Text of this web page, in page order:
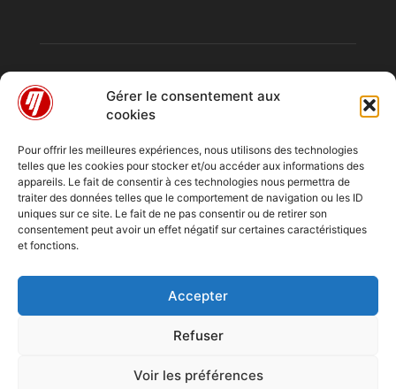
Gérer le consentement aux
cookies
Pour offrir les meilleures expériences, nous utilisons des technologies
telles que les cookies pour stocker et/ou accéder aux informations des
appareils. Le fait de consentir à ces technologies nous permettra de
traiter des données telles que le comportement de navigation ou les ID
uniques sur ce site. Le fait de ne pas consentir ou de retirer son
consentement peut avoir un effet négatif sur certaines caractéristiques
et fonctions.
Accepter
Refuser
Voir les préférences
À PROPOS